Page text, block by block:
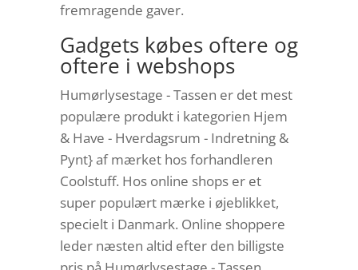
fremragende gaver.
Gadgets købes oftere og
oftere i webshops
Humørlysestage - Tassen er det mest
populære produkt i kategorien Hjem
& Have - Hverdagsrum - Indretning &
Pynt} af mærket hos forhandleren
Coolstuff. Hos online shops er et
super populært mærke i øjeblikket,
specielt i Danmark. Online shoppere
leder næsten altid efter den billigste